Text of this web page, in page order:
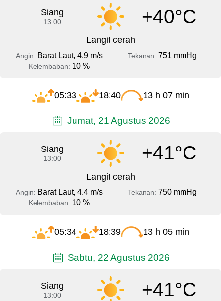
Siang
13:00 +40°C
Langit cerah
Angin: Barat Laut, 4.9 m/s Tekanan: 751 mmHg
Kelembaban: 10 %
05:33 18:40 13 h 07 min
Jumat, 21 Agustus 2026
Siang
13:00 +41°C
Langit cerah
Angin: Barat Laut, 4.4 m/s Tekanan: 750 mmHg
Kelembaban: 10 %
05:34 18:39 13 h 05 min
Sabtu, 22 Agustus 2026
Siang
13:00 +41°C